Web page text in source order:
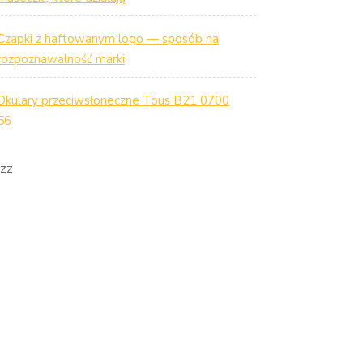
z haftowanym logo — sposób na
marki
przeciwsłoneczne Tous B21 0700